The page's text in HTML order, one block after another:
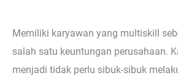
Memiliki karyawan yang multiskill
salah satu keuntungan perusahaan.
menjadi tidak perlu sibuk-sibuk